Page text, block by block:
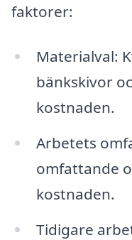
faktorer:
Materialval:
bänkskivor
kostnaden.
Arbetets
omfattande
kostnaden.
Tidigare